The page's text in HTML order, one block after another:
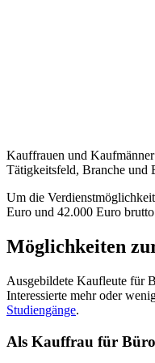
Kauffrauen und
Tätigkeitsfeld, Branche und
Um die
Euro und 42.000 Euro
Möglichkeiten
Ausgebildete Kaufleute für
Interessierte mehr oder
Studiengänge.
Als Kauffrau für